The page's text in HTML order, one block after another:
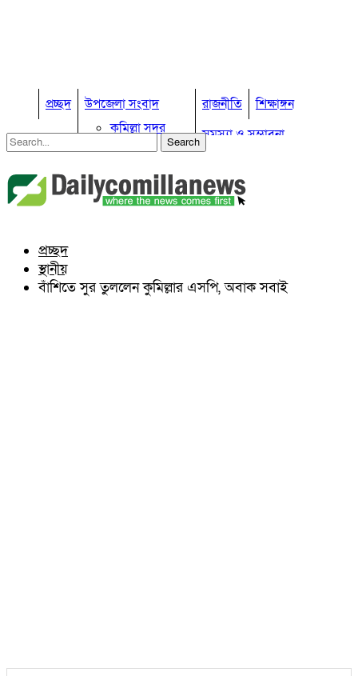
প্রচ্ছদ
উপজেলা সংবাদ
কুমিল্লা সদর
কুমিল্লা সদর দক্ষিণ
ব্রাহ্মণপাড়া
লাকসাম
লালমাই
রাজনীতি
শিক্ষাঙ্গন
সমস্যা ও সম্ভাবনা
কুমিল্লা ভোটের হাওয়া
কুমিল্লার ঐতিহ্য
প্রচ্ছদ
স্থানীয়
বাঁশিতে সুর তুললেন কুমিল্লার এসপি, অবাক সবাই